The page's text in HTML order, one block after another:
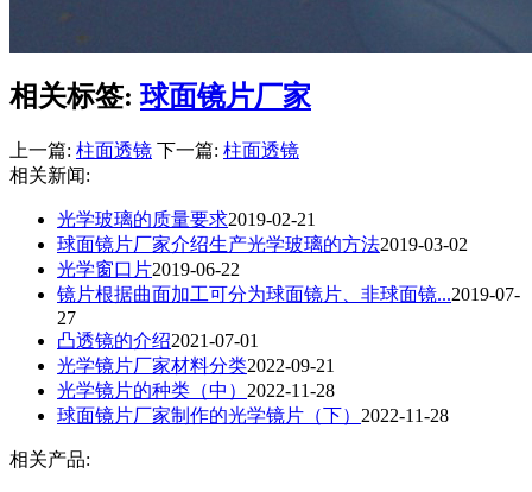
相关标签:球面镜片厂家
上一篇: 柱面透镜 下一篇: 柱面透镜
相关新闻:
光学玻璃的质量要求2019-02-21
球面镜片厂家介绍生产光学玻璃的方法2019-03-02
光学窗口片2019-06-22
镜片根据曲面加工可分为球面镜片、非球面镜...2019-07-
27
凸透镜的介绍2021-07-01
光学镜片厂家材料分类2022-09-21
光学镜片的种类（中） 2022-11-28
球面镜片厂家制作的光学镜片（下） 2022-11-28
相关产品: